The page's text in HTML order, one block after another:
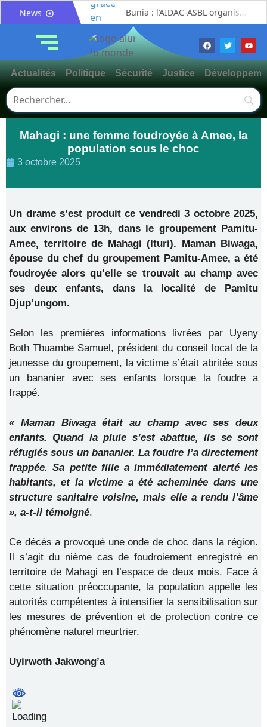
News
Bunia : l’AIDAC-ASBL organise une prière d’action de grâce en l’honneur des finalistes musulmans admis à l’Examen d’État édition 2026
Bunia : des jeunes sensibilisés à la masculinité positive pour lutter contre les violences basées sur le genre
Ituri / Riposte contre Ebola : World Vision forme 50 leaders religieux à Bunia pour transformer la foi en actions contre Ebola
Nord-Kivu : la MONUSCO évacue deux rescapés d’un crash aérien et rapatrie le corps d’une victime à Beni
Mahagi : ASADS Asbl et IEDA Relief sensibilisent la population de Djupabook-Yima contre les violences basées sur le genre
Actualités Politique Sécurité Justice
Mahagi : une femme foudroyée à Amee, la
population sous le choc
3 octobre 2025
Un drame s’est produit ce vendredi 3 octobre 2025,
aux environs de 13h, dans le groupement Pamitu-
Amee, territoire de Mahagi (Ituri). Maman Biwaga,
épouse du chef du groupement Pamitu-Amee, a été
foudroyée alors qu’elle se trouvait au champ avec
ses deux enfants, dans la localité de Pamitu
Djup’ungom.
Selon les premières informations livrées par Uyeny
Both Thuambe Samuel, président du conseil local de la
jeunesse du groupement, la victime s’était abritée sous
un bananier avec ses enfants lorsque la foudre a
frappé.
« Maman Biwaga était au champ avec ses deux
enfants. Quand la pluie s’est abattue, ils se sont
réfugiés sous un bananier. La foudre l’a directement
frappée. Sa petite fille a immédiatement alerté les
habitants, et la victime a été acheminée dans une
structure sanitaire voisine, mais elle a rendu l’âme
», a-t-il témoigné.
Ce décès a provoqué une onde de choc dans la région.
Il s’agit du nième cas de foudroiement enregistré en
territoire de Mahagi en l’espace de deux mois. Face à
cette situation préoccupante, la population appelle les
autorités compétentes à intensifier la sensibilisation sur
les mesures de prévention et de protection contre ce
phénomène naturel meurtrier.
Uyirwoth Jakwong’a